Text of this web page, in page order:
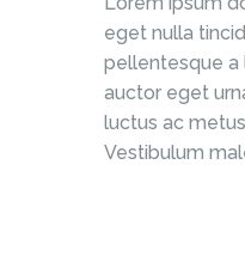
eget nulla
pellentesque a
auctor eget
luctus ac
Vestibulum